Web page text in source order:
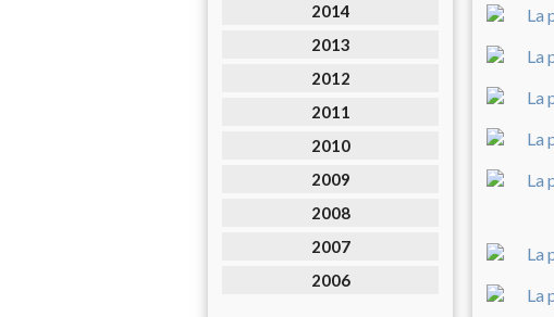
2014
2013
2012
2011
2010
2009
2008
2007
2006